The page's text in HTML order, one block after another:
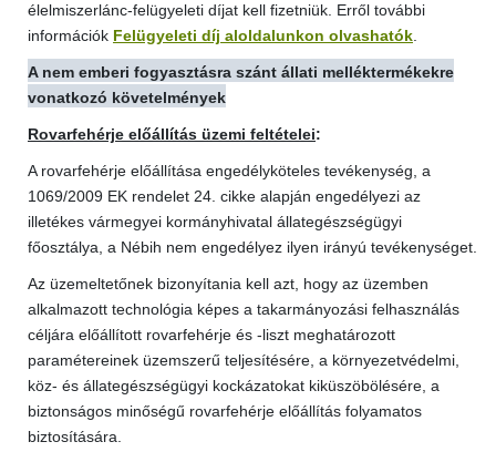
élelmiszerlánc-felügyeleti díjat kell fizetniük. Erről további
információk Felügyeleti díj aloldalunkon olvashatók.
A nem emberi fogyasztásra szánt állati melléktermékekre
vonatkozó követelmények
Rovarfehérje előállítás üzemi feltételei:
A rovarfehérje előállítása engedélyköteles tevékenység, a
1069/2009 EK rendelet 24. cikke alapján engedélyezi az
illetékes vármegyei kormányhivatal állategészségügyi
főosztálya, a Nébih nem engedélyez ilyen irányú tevékenységet.
Az üzemeltetőnek bizonyítania kell azt, hogy az üzemben
alkalmazott technológia képes a takarmányozási felhasználás
céljára előállított rovarfehérje és -liszt meghatározott
paramétereinek üzemszerű teljesítésére, a környezetvédelmi,
köz- és állategészségügyi kockázatokat kiküszöbölésére, a
biztonságos minőségű rovarfehérje előállítás folyamatos
biztosítására.